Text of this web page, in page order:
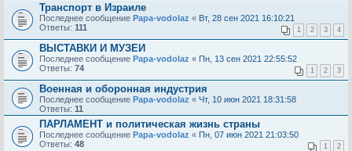
Транспорт в Израиле
Последнее сообщение Papa-vodolaz « Вт, 28 сен 2021 16:10:21
Ответы: 111 1 2 3 4
ВЫСТАВКИ И МУЗЕИ
Последнее сообщение Papa-vodolaz « Пн, 13 сен 2021 22:55:52
Ответы: 74 1 2 3
Военная и оборонная индустрия
Последнее сообщение Papa-vodolaz « Чт, 10 июн 2021 18:31:58
Ответы: 11
ПАРЛАМЕНТ и политическая жизнь страны
Последнее сообщение Papa-vodolaz « Пн, 07 июн 2021 21:03:50
Ответы: 48 1 2